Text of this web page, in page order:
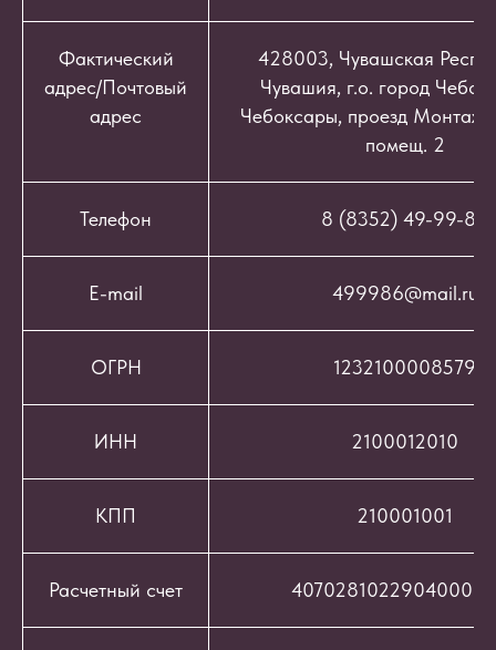
Фактический
адрес/Почтовый
адрес
428003, Чувашская
Чувашия, г.о. город
Чебоксары, проезд
помещ. 2
Телефон 8 (8352) 49-99-86
E-mail 499986@mail.ru
ОГРН 1232100008579
ИНН 2100012010
КПП 210001001
Расчетный счет